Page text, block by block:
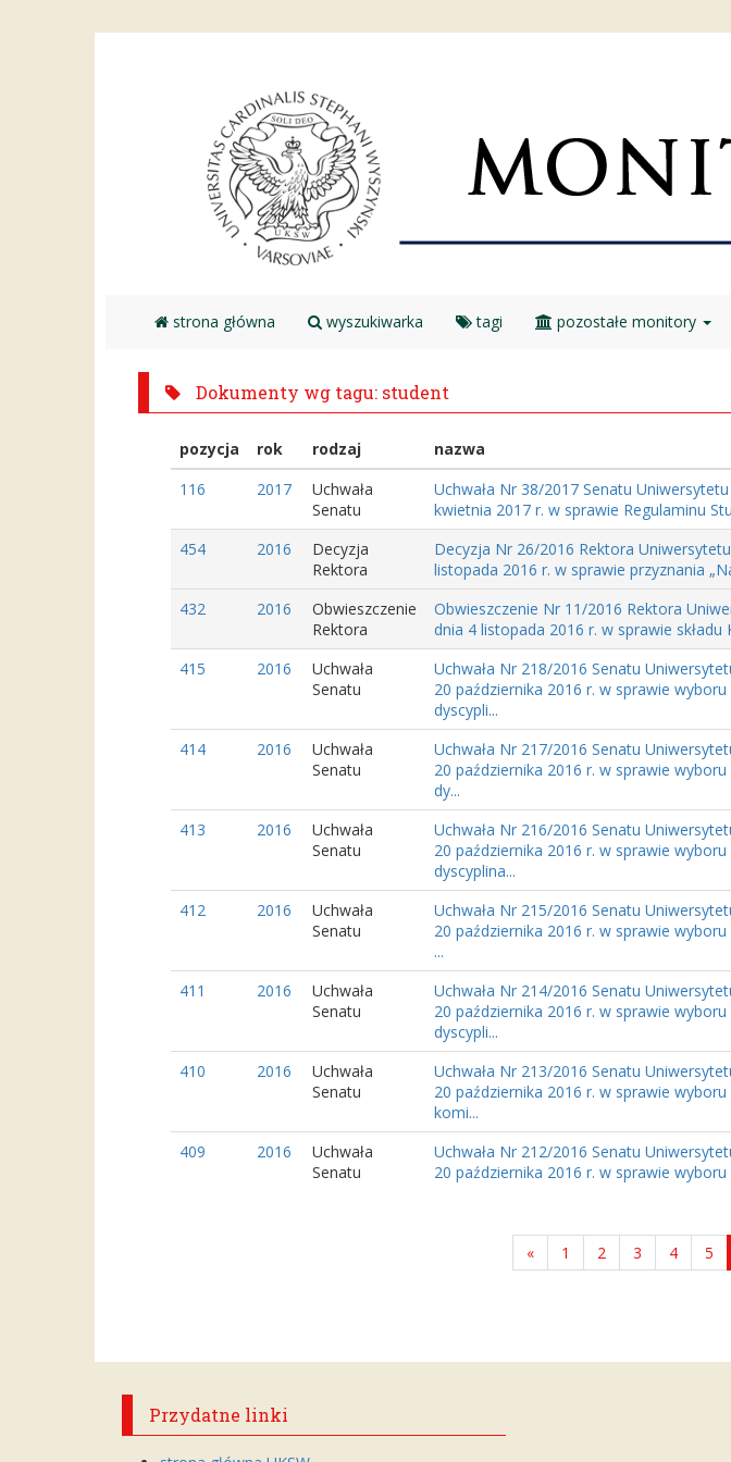
strona główna wyszukiwarka tagi pozostałe monitory
Dokumenty wg tagu: student
pozycja rok rodzaj nazwa
116
2017
Uchwała
Senatu
Uchwała Nr 38/2017 Senatu
kwietnia 2017 r. w sprawie Regulaminu
454 2016
Decyzja
Rektora
Decyzja Nr 26/2016 Rektora
listopada 2016 r. w sprawie przyznania
432 2016
Obwieszczenie
Rektora
Obwieszczenie Nr 11/2016 Rektora
dnia 4 listopada 2016 r. w sprawie
415 2016
Uchwała
Senatu
Uchwała Nr 218/2016 Senatu
20 października 2016 r. w sprawie
dyscypli...
414 2016
Uchwała
Senatu
Uchwała Nr 217/2016 Senatu
20 października 2016 r. w sprawie
dy...
413 2016
Uchwała
Senatu
Uchwała Nr 216/2016 Senatu
20 października 2016 r. w sprawie
dyscyplina...
412 2016
Uchwała
Senatu
Uchwała Nr 215/2016 Senatu
20 października 2016 r. w sprawie
...
411 2016
Uchwała
Senatu
Uchwała Nr 214/2016 Senatu
20 października 2016 r. w sprawie
dyscypli...
410 2016
Uchwała
Senatu
Uchwała Nr 213/2016 Senatu
20 października 2016 r. w sprawie
komi...
409 2016
Uchwała
Senatu
Uchwała Nr 212/2016 Senatu
20 października 2016 r. w sprawie
« 1 2 3 4 5
Przydatne linki